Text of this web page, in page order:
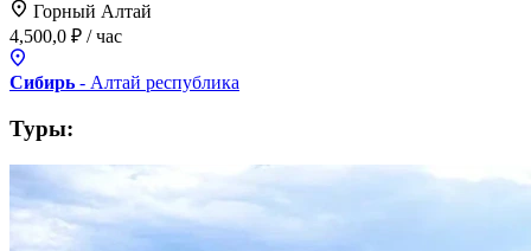
Горный Алтай
4,500,0 ₽ / час
Сибирь - Алтай республика
Туры: